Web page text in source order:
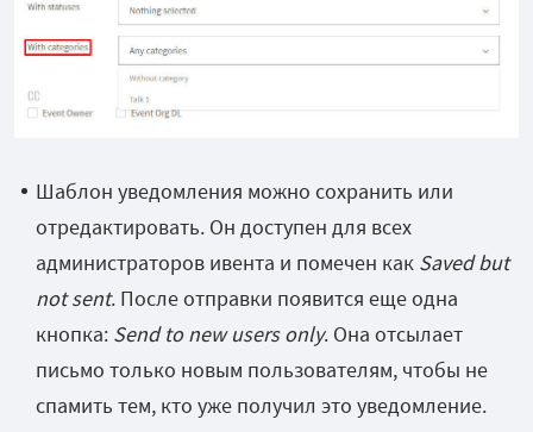
Шаблон уведомления можно сохранить или
отредактировать. Он доступен для всех
администраторов ивента и помечен как Saved but
not sent. После отправки появится еще одна
кнопка: Send to new users only. Она отсылает
письмо только новым пользователям, чтобы не
спамить тем, кто уже получил это уведомление.